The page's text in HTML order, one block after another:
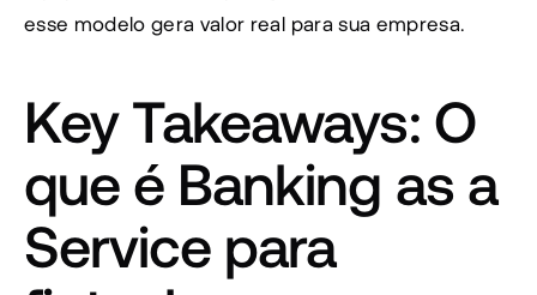
esse modelo gera valor real para sua empresa.
Key Takeaways: O
que é Banking as a
Service para